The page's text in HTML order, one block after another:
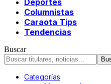
Deportes
Columnistas
Caraota Tips
Tendencias
Buscar
Categorías